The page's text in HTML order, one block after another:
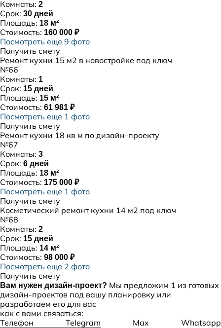
Комнаты: 2
Срок: 30 дней
Площадь: 18 м²
Стоимость: 160 000 ₽
Посмотреть еще 9 фото
Получить смету
Ремонт кухни 15 м2 в новостройке под ключ
№66
Комнаты: 1
Срок: 15 дней
Площадь: 15 м²
Стоимость: 61 981 ₽
Посмотреть еще 1 фото
Получить смету
Ремонт кухни 18 кв м по дизайн-проекту
№67
Комнаты: 3
Срок: 6 дней
Площадь: 18 м²
Стоимость: 175 000 ₽
Посмотреть еще 1 фото
Получить смету
Косметический ремонт кухни 14 м2 под ключ
№68
Комнаты: 2
Срок: 15 дней
Площадь: 14 м²
Стоимость: 98 000 ₽
Посмотреть еще 2 фото
Получить смету
Вам нужен дизайн-проект? Мы предложим 1 из готовых
дизайн-проектов под вашу планировку или
разработаем его для вас
как с вами связаться:
Телефон
Telegram Max Whatsapp